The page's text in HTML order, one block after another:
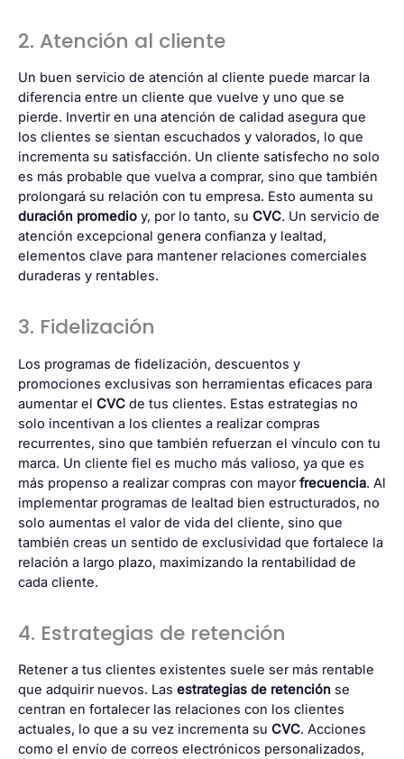
2. Atención al cliente
Un buen servicio de atención al cliente puede marcar la
diferencia entre un cliente que vuelve y uno que se
pierde. Invertir en una atención de calidad asegura que
los clientes se sientan escuchados y valorados, lo que
incrementa su satisfacción. Un cliente satisfecho no solo
es más probable que vuelva a comprar, sino que también
prolongará su relación con tu empresa. Esto aumenta su
duración promedio y, por lo tanto, su CVC. Un servicio de
atención excepcional genera confianza y lealtad,
elementos clave para mantener relaciones comerciales
duraderas y rentables.
3. Fidelización
Los programas de fidelización, descuentos y
promociones exclusivas son herramientas eficaces para
aumentar el CVC de tus clientes. Estas estrategias no
solo incentivan a los clientes a realizar compras
recurrentes, sino que también refuerzan el vínculo con tu
marca. Un cliente fiel es mucho más valioso, ya que es
más propenso a realizar compras con mayorfrecuencia. Al
implementar programas de lealtad bien estructurados, no
solo aumentas el valor de vida del cliente, sino que
también creas un sentido de exclusividad que fortalece la
relación a largo plazo, maximizando la rentabilidad de
cada cliente.
4. Estrategias de retención
Retener a tus clientes existentes suele ser más rentable
que adquirir nuevos. Las estrategias de retención se
centran en fortalecer las relaciones con los clientes
actuales, lo que a su vez incrementa su CVC. Acciones
como el envío de correos electrónicos personalizados,